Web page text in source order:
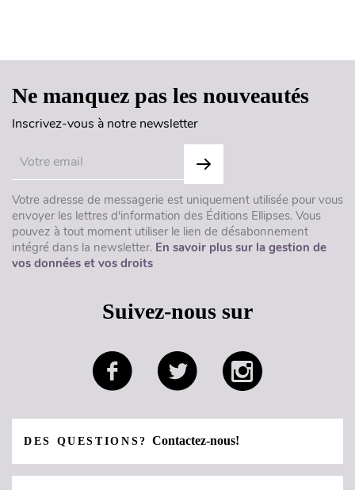
Ne manquez pas les nouveautés
Inscrivez-vous à notre newsletter
Votre adresse de messagerie est uniquement utilisée pour vous
envoyer les lettres d'information des Éditions Ellipses. Vous
pouvez à tout moment utiliser le lien de désabonnement
intégré dans la newsletter. En savoir plus sur la gestion de
vos données et vos droits
Suivez-nous sur
DES QUESTIONS?Contactez-nous!